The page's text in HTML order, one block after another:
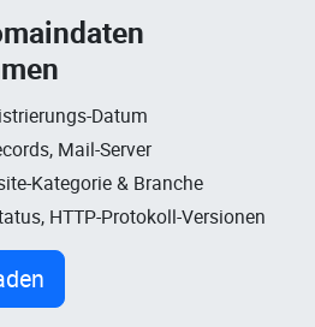
Datum
Mail-Server
Kategorie & Branche
HTTP-Protokoll-Versionen